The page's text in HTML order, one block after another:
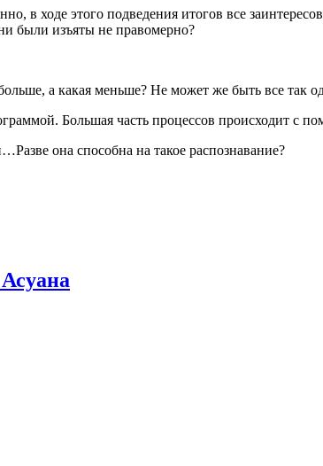
в ходе этого подведения итогов все
были изъяты не правомерно?
а какая меньше? Не может же быть все так
Большая часть процессов происходит с
она способна на такое распознавание?